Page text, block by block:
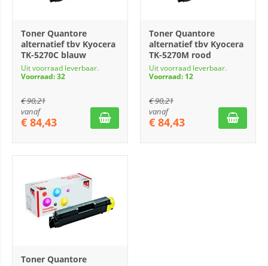
Toner Quantore
alternatief tbv Kyocera
TK-5270C blauw
Uit voorraad leverbaar.
Voorraad: 32
€90,21
vanaf
€ 84,43
Toner Quantore
alternatief tbv Kyocera
TK-5270M rood
Uit voorraad leverbaar.
Voorraad: 12
€90,21
vanaf
€ 84,43
Toner Quantore